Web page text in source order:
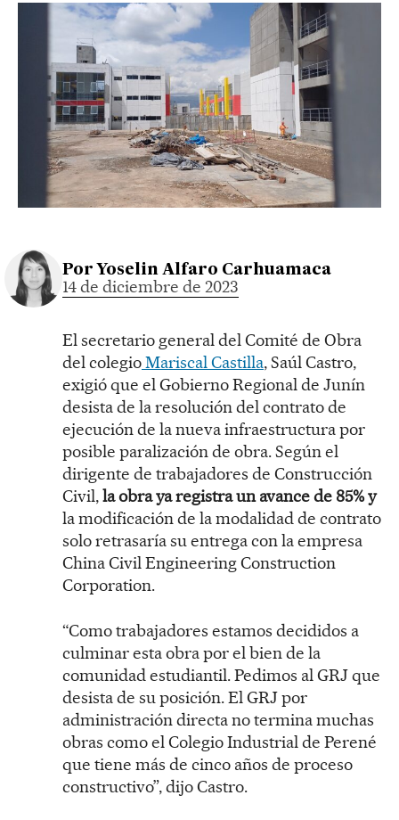
Por Yoselin Alfaro Carhuamaca
14 de diciembre de 2023
El secretario general del Comité de Obra
del colegioMariscal Castilla, Saúl Castro,
exigió que el Gobierno Regional de Junín
desista de la resolución del contrato de
ejecución de la nueva infraestructura por
posible paralización de obra. Según el
dirigente de trabajadores de Construcción
Civil,la obra ya registra un avance de 85% y
la modificación de la modalidad de contrato
solo retrasaría su entrega con la empresa
China Civil Engineering Construction
Corporation.
“Como trabajadores estamos decididos a
culminar esta obra por el bien de la
comunidad estudiantil. Pedimos al GRJ que
desista de su posición. El GRJ por
administración directa no termina muchas
obras como el Colegio Industrial de Perené
que tiene más de cinco años de proceso
constructivo”, dijo Castro.